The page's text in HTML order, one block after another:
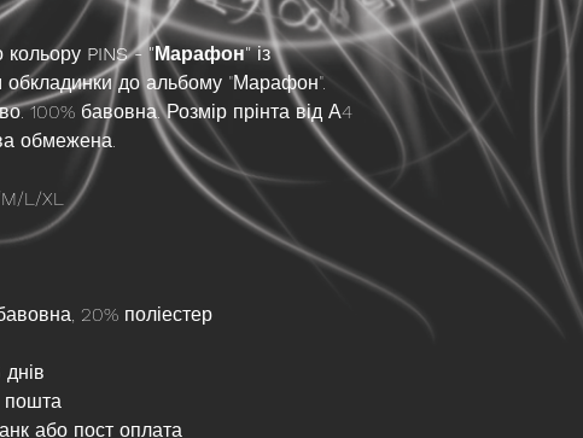
кольору PINS - "Марафон"із
обкладинки до альбому "Марафон".
100% бавовна. Розмір прінта від А4
обмежена.
L/XL
20% поліестер
пошта
або пост оплата